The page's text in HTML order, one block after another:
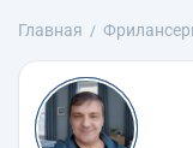
Главная